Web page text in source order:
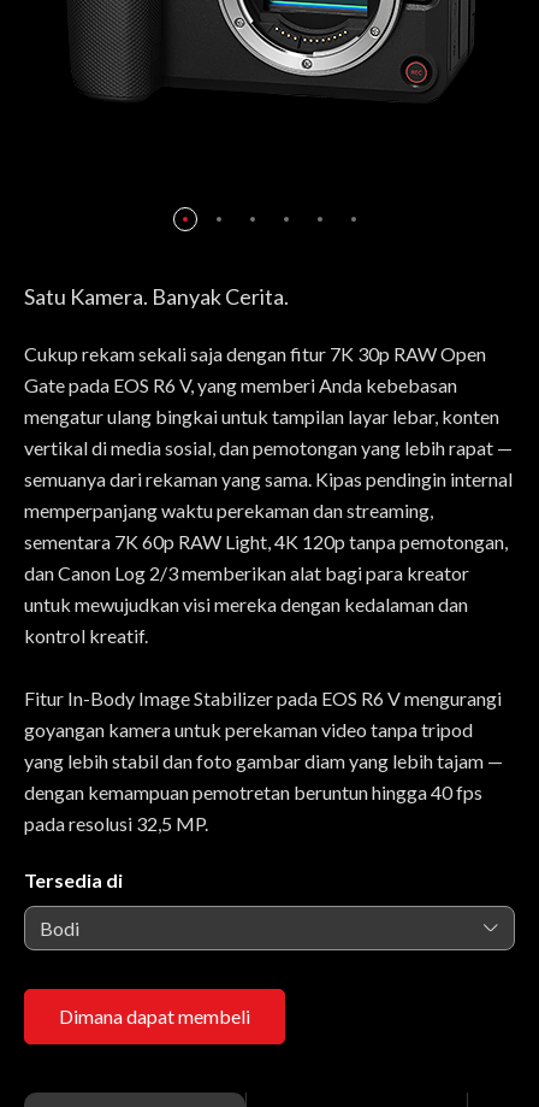
Satu Kamera. Banyak Cerita.
Cukup rekam sekali saja dengan fitur 7K 30p RAW Open
Gate pada EOS R6 V, yang memberi Anda kebebasan
mengatur ulang bingkai untuk tampilan layar lebar, konten
vertikal di media sosial, dan pemotongan yang lebih rapat —
semuanya dari rekaman yang sama. Kipas pendingin internal
memperpanjang waktu perekaman dan streaming,
sementara 7K 60p RAW Light, 4K 120p tanpa pemotongan,
dan Canon Log 2/3 memberikan alat bagi para kreator
untuk mewujudkan visi mereka dengan kedalaman dan
kontrol kreatif.
Fitur In-Body Image Stabilizer pada EOS R6 V mengurangi
goyangan kamera untuk perekaman video tanpa tripod
yang lebih stabil dan foto gambar diam yang lebih tajam —
dengan kemampuan pemotretan beruntun hingga 40 fps
pada resolusi 32,5 MP.
Tersedia di
Bodi
Dimana dapat membeli